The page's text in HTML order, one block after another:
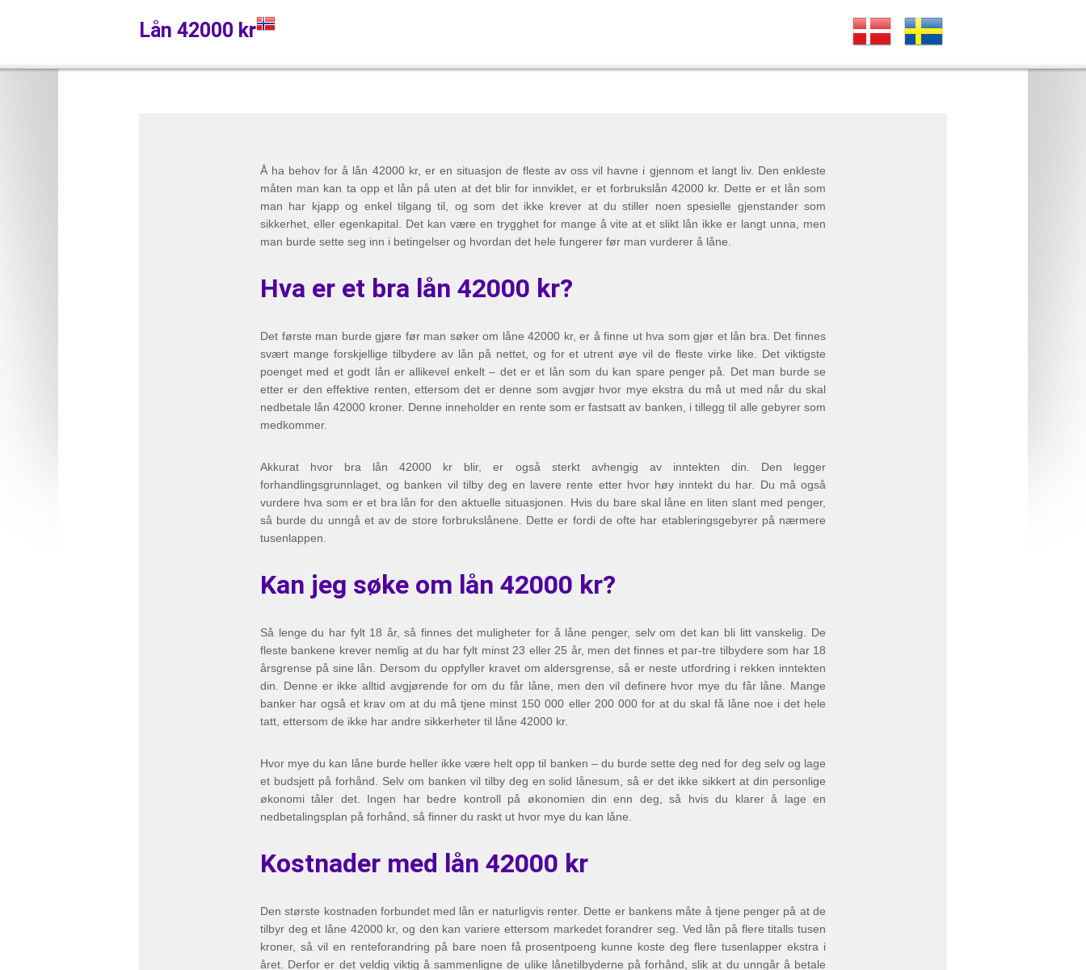
Lån 42000 kr
Å ha behov for å lån 42000 kr, er en situasjon de fleste av oss vil havne i gjennom et langt liv. Den enkleste
måten man kan ta opp et lån på uten at det blir for innviklet, er et forbrukslån 42000 kr. Dette er et lån som
man har kjapp og enkel tilgang til, og som det ikke krever at du stiller noen spesielle gjenstander som
sikkerhet, eller egenkapital. Det kan være en trygghet for mange å vite at et slikt lån ikke er langt unna, men
man burde sette seg inn i betingelser og hvordan det hele fungerer før man vurderer å låne.
Hva er et bra lån 42000 kr?
Det første man burde gjøre før man søker om låne 42000 kr, er å finne ut hva som gjør et lån bra. Det finnes
svært mange forskjellige tilbydere av lån på nettet, og for et utrent øye vil de fleste virke like. Det viktigste
poenget med et godt lån er allikevel enkelt – det er et lån som du kan spare penger på. Det man burde se
etter er den effektive renten, ettersom det er denne som avgjør hvor mye ekstra du må ut med når du skal
nedbetale lån 42000 kroner. Denne inneholder en rente som er fastsatt av banken, i tillegg til alle gebyrer som
medkommer.
Akkurat hvor bra lån 42000 kr blir, er også sterkt avhengig av inntekten din. Den legger
forhandlingsgrunnlaget, og banken vil tilby deg en lavere rente etter hvor høy inntekt du har. Du må også
vurdere hva som er et bra lån for den aktuelle situasjonen. Hvis du bare skal låne en liten slant med penger,
så burde du unngå et av de store forbrukslånene. Dette er fordi de ofte har etableringsgebyrer på nærmere
tusenlappen.
Kan jeg søke om lån 42000 kr?
Så lenge du har fylt 18 år, så finnes det muligheter for å låne penger, selv om det kan bli litt vanskelig. De
fleste bankene krever nemlig at du har fylt minst 23 eller 25 år, men det finnes et par-tre tilbydere som har 18
årsgrense på sine lån. Dersom du oppfyller kravet om aldersgrense, så er neste utfordring i rekken inntekten
din. Denne er ikke alltid avgjørende for om du får låne, men den vil definere hvor mye du får låne. Mange
banker har også et krav om at du må tjene minst 150 000 eller 200 000 for at du skal få låne noe i det hele
tatt, ettersom de ikke har andre sikkerheter til låne 42000 kr.
Hvor mye du kan låne burde heller ikke være helt opp til banken – du burde sette deg ned for deg selv og lage
et budsjett på forhånd. Selv om banken vil tilby deg en solid lånesum, så er det ikke sikkert at din personlige
økonomi tåler det. Ingen har bedre kontroll på økonomien din enn deg, så hvis du klarer å lage en
nedbetalingsplan på forhånd, så finner du raskt ut hvor mye du kan låne.
Kostnader med lån 42000 kr
Den største kostnaden forbundet med lån er naturligvis renter. Dette er bankens måte å tjene penger på at de
tilbyr deg et låne 42000 kr, og den kan variere ettersom markedet forandrer seg. Ved lån på flere titalls tusen
kroner, så vil en renteforandring på bare noen få prosentpoeng kunne koste deg flere tusenlapper ekstra i
året. Derfor er det veldig viktig å sammenligne de ulike lånetilbyderne på forhånd, slik at du unngår å betale